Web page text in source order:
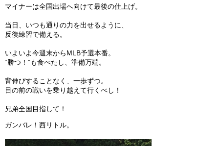
リトルリーグについて
マイナーは全国出場へ向けて最後の仕上げ。
当日、いつも通りの力を出せるように、
反復練習で備える。
いよいよ今週末からMLB予選本番。
“勝つ！”も食べたし、準備万端。
背伸びすることなく、一歩ずつ。
目の前の戦いを乗り越えて行くべし！
兄弟全国目指して！
ガンバレ！西リトル。